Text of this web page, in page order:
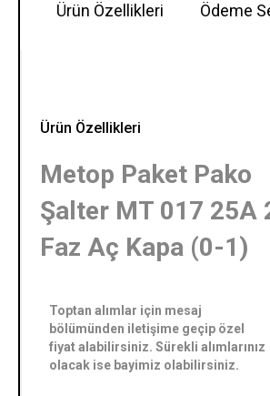
Ürün Özellikleri Ödeme
Ürün Özellikleri
Metop Paket Pako
Şalter MT 017 25A
Faz Aç Kapa (0-1)
Toptan alımlar için mesaj
bölümünden iletişime geçip özel
fiyat alabilirsiniz. Sürekli alımlarınız
olacak ise bayimiz olabilirsiniz.